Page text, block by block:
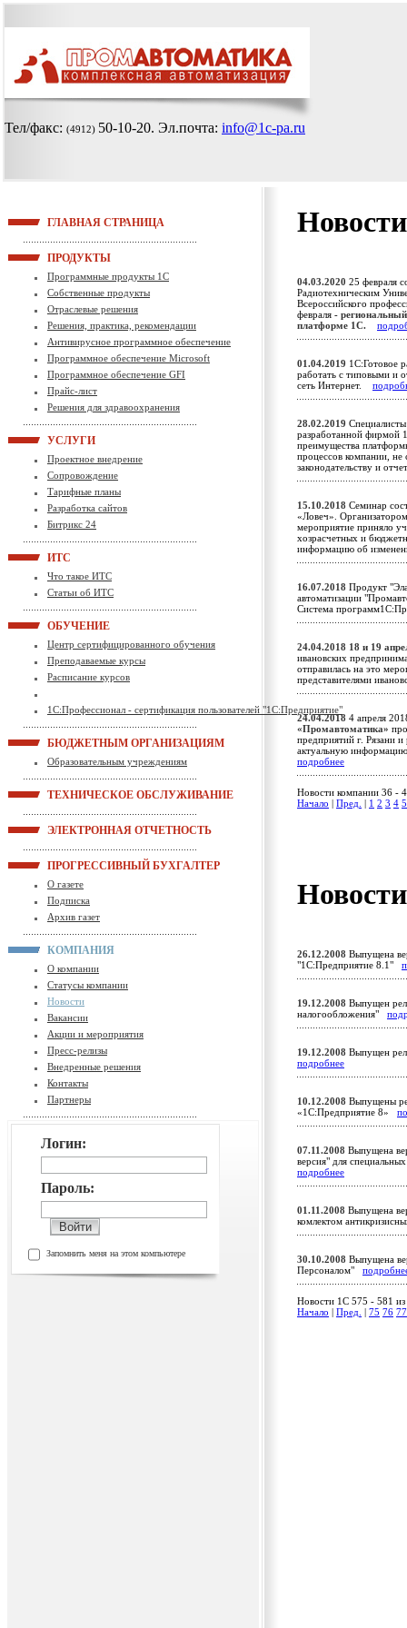
Тел/факс: (4912) 50-10-20. Эл.почта: info@1c-pa.ru
ГЛАВНАЯ СТРАНИЦА
ПРОДУКТЫ
Программные продукты 1С
Собственные продукты
Отраслевые решения
Решения, практика, рекомендации
Антивирусное программное обеспечение
Программное обеспечение Microsoft
Программное обеспечение GFI
Прайс-лист
Решения для здравоохранения
УСЛУГИ
Проектное внедрение
Сопровождение
Тарифные планы
Разработка сайтов
Битрикс 24
ИТС
Что такое ИТС
Статьи об ИТС
ОБУЧЕНИЕ
Центр сертифицированного обучения
Преподаваемые курсы
Расписание курсов
1С:Профессионал - сертификация пользователей "1С:Предприятие"
БЮДЖЕТНЫМ ОРГАНИЗАЦИЯМ
Образовательным учреждениям
ТЕХНИЧЕСКОЕ ОБСЛУЖИВАНИЕ
ЭЛЕКТРОННАЯ ОТЧЕТНОСТЬ
ПРОГРЕССИВНЫЙ БУХГАЛТЕР
О газете
Подписка
Архив газет
КОМПАНИЯ
О компании
Статусы компании
Новости
Вакансии
Акции и мероприятия
Пресс-релизы
Внедренные решения
Контакты
Партнеры
Логин:
Пароль:
Запомнить меня на этом компьютере
04.03.2020 25 февраля
Радиотехническим
Всероссийского
февраля -
платформе 1С.
01.04.2019 1С:Готовое
работать с типовыми и
сеть Интернет.
28.02.2019
разработанной фирмой
преимущества
процессов компании, не
законодательству и
15.10.2018 Семинар
«Ловеч».
мероприятие приняло
хозрасчетных и
информацию об
16.07.2018 Продукт
автоматизации
Система
24.04.2018 18 и 19
ивановских
отправилась на это
представителями
24.04.2018 4 апреля
«Промавтоматика»
предприятий г. Рязани и
актуальную
подробнее
Новости компании 36 -
Начало
Пред. 1 2 3 4 5
26.12.2008 Выпущена
"1С:Предприятие 8.1"
19.12.2008 Выпущен
налогообложения"
19.12.2008 Выпущен
подробнее
10.12.2008 Выпущены
«1С:Предприятие 8»
07.11.2008 Выпущена
версия" для
подробнее
01.11.2008 Выпущена
комлектом
30.10.2008 Выпущена
Персоналом"
Новости 1C 575 - 581
Начало
Пред. 75 76 77